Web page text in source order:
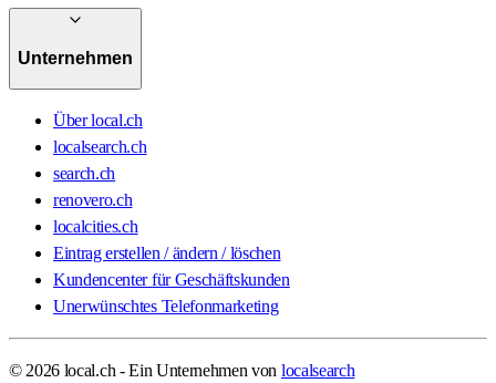
Unternehmen
Über local.ch
localsearch.ch
search.ch
renovero.ch
localcities.ch
Eintrag erstellen / ändern / löschen
Kundencenter für Geschäftskunden
Unerwünschtes Telefonmarketing
© 2026 local.ch - Ein Unternehmen von localsearch